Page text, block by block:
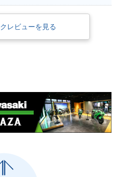
レビューを見る